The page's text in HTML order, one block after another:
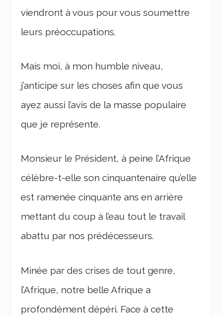
viendront à vous pour vous soumettre
leurs préoccupations.
Mais moi, à mon humble niveau,
j’anticipe sur les choses afin que vous
ayez aussi l’avis de la masse populaire
que je représente.
Monsieur le Président, à peine l’Afrique
célèbre-t-elle son cinquantenaire qu’elle
est ramenée cinquante ans en arrière
mettant du coup à l’eau tout le travail
abattu par nos prédécesseurs.
Minée par des crises de tout genre,
l’Afrique, notre belle Afrique a
profondément dépéri. Face à cette